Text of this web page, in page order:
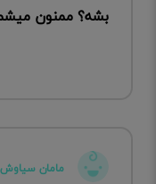
بشه؟ ممنون
مامان سیاوش